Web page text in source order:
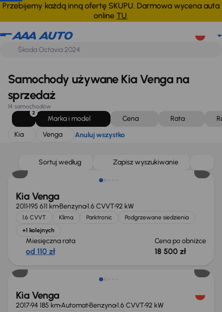
Przebijemy każdą inną ofertę SKUPU. Darmowa wycena auta
online TU.
Kia Venga Anuluj wszystko
Samochody używane Kia Venga na
sprzedaż
14 samochodów
2
Marka i model Cena Rata
Kia
Venga Anuluj wszystko
Sortuj według Zapisz wyszukiwanie
Taniej o 1 000 zł
Kia Venga
2011195 611 kmBenzyna1.6 CVVT92 kW
1.6 CVVT Klima Parktronic
Podgrzewane siedzienia
+1 kolejnych
Miesięczna rata
od 110 zł
Cena po obniżce
18 500 zł
Kia Venga
201794 185 kmAutomatBenzyna1.6 CVVT92 kW